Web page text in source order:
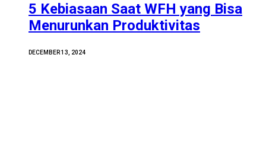
5 Kebiasaan Saat WFH yang Bisa
Menurunkan Produktivitas
DECEMBER 13, 2024